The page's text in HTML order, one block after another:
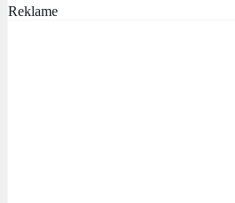
Reklame